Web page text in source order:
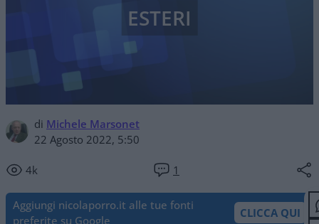
di Michele Marsonet
22 Agosto 2022, 5:50
4k 1
ESTERI
Aggiungi nicolaporro.it alle tue fonti
preferite su Google
CLICCA QUI